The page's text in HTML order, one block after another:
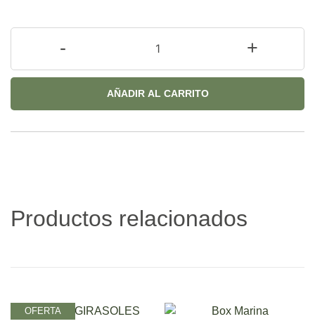
- +
AÑADIR AL CARRITO
Productos relacionados
OFERTA